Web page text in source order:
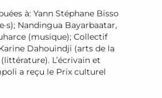
à: Yann Stéphane Bisso
Nandingua Bayarbaatar,
(musique); Collectif
Dahouindji (arts de la
L’écrivain et
a reçu le Prix culturel